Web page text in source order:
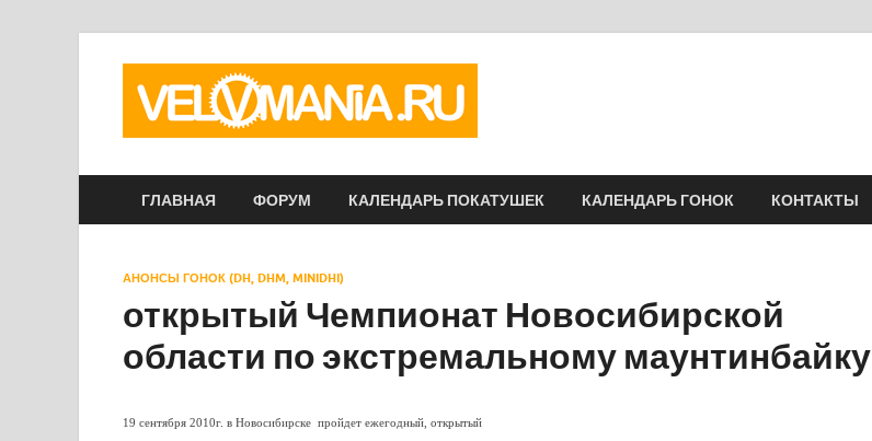
ГЛАВНАЯ ФОРУМ КАЛЕНДАРЬ ПОКАТУШЕК КАЛЕНДАРЬ ГОНОК КОНТАКТЫ
АНОНСЫ ГОНОК (DH, DHM, MINIDHI)
открытый Чемпионат Новосибирской
области по экстремальному маунтинбайку
19 сентября 2010г. в Новосибирске пройдет ежегодный, открытый